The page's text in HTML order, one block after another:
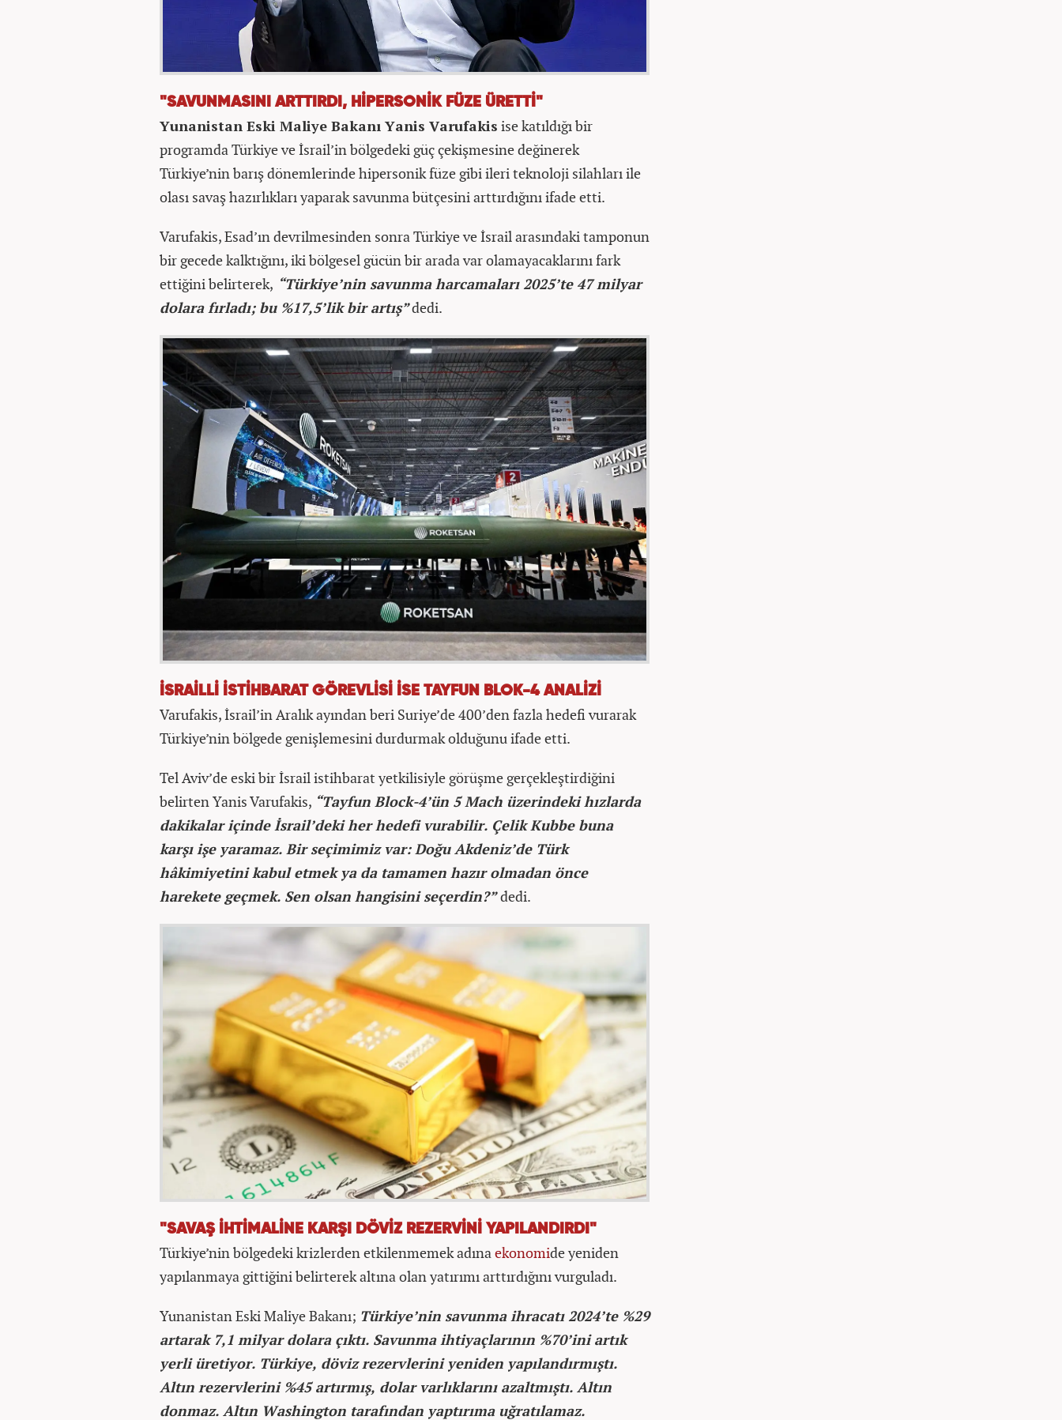
"SAVUNMASINI ARTTIRDI, HİPERSONİK FÜZE ÜRETTİ"
Yunanistan Eski Maliye Bakanı Yanis Varufakis ise katıldığı bir
programda Türkiye ve İsrail’in bölgedeki güç çekişmesine değinerek
Türkiye’nin barış dönemlerinde hipersonik füze gibi ileri teknoloji silahları ile
olası savaş hazırlıkları yaparak savunma bütçesini arttırdığını ifade etti.
Varufakis, Esad’ın devrilmesinden sonra Türkiye ve İsrail arasındaki tamponun
bir gecede kalktığını, iki bölgesel gücün bir arada var olamayacaklarını fark
ettiğini belirterek, “Türkiye’nin savunma harcamaları 2025’te 47 milyar
dolara fırladı; bu %17,5’lik bir artış”dedi.
İSRAİLLİ İSTİHBARAT GÖREVLİSİ İSE TAYFUN BLOK-4 ANALİZİ
Varufakis, İsrail’in Aralık ayından beri Suriye’de 400’den fazla hedefi vurarak
Türkiye’nin bölgede genişlemesini durdurmak olduğunu ifade etti.
Tel Aviv’de eski bir İsrail istihbarat yetkilisiyle görüşme gerçekleştirdiğini
belirten Yanis Varufakis, “Tayfun Block-4’ün 5 Mach üzerindeki hızlarda
dakikalar içinde İsrail’deki her hedefi vurabilir. Çelik Kubbe buna
karşı işe yaramaz. Bir seçimimiz var: Doğu Akdeniz’de Türk
hâkimiyetini kabul etmek ya da tamamen hazır olmadan önce
harekete geçmek. Sen olsan hangisini seçerdin?”dedi.
"SAVAŞ İHTİMALİNE KARŞI DÖVİZ REZERVİNİ YAPILANDIRDI"
Türkiye’nin bölgedeki krizlerden etkilenmemek adınaekonomide yeniden
yapılanmaya gittiğini belirterek altına olan yatırımı arttırdığını vurguladı.
Yunanistan Eski Maliye Bakanı; Türkiye’nin savunma ihracatı 2024’te %29
artarak 7,1 milyar dolara çıktı. Savunma ihtiyaçlarının %70’ini artık
yerli üretiyor. Türkiye, döviz rezervlerini yeniden yapılandırmıştı.
Altın rezervlerini %45 artırmış, dolar varlıklarını azaltmıştı. Altın
donmaz. Altın Washington tarafından yaptırıma uğratılamaz.